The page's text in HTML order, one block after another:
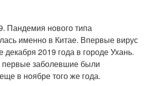
Пандемия нового типа
именно в Китае. Впервые вирус
декабря 2019 года в городе Ухань.
заболевшие были
в ноябре того же года.